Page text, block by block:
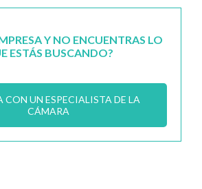
Y NO ENCUENTRAS LO
ESTÁS BUSCANDO?
CON UN ESPECIALISTA DE LA
CÁMARA